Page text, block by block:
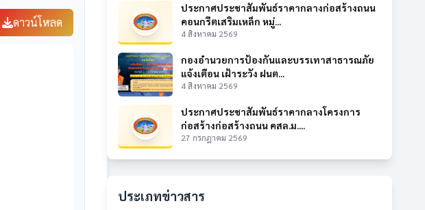
ดาวน์โหลด
ประกาศประชาสัมพันธ์ราคากลางก่อสร้างถนน
คอนกรีตเสริมเหล็ก หมู่...
4 สิงหาคม 2569
กองอำนวยการป้องกันและบรรเทาสาธารณภัย
แจ้งเตือน เฝ้าระวัง ฝนต...
4 สิงหาคม 2569
ประกาศประชาสัมพันธ์ราคากลางโครงการ
ก่อสร้างก่อสร้างถนน คสล.ม....
27 กรกฎาคม 2569
ประเภทข่าวสาร